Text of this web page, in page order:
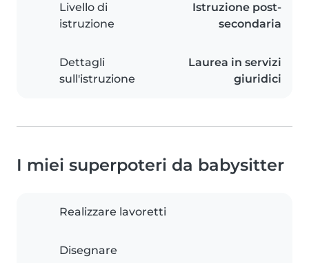
Livello di
istruzione
Istruzione post-
secondaria
Dettagli
sull'istruzione
Laurea in servizi
giuridici
I miei superpoteri da babysitter
Realizzare lavoretti
Disegnare